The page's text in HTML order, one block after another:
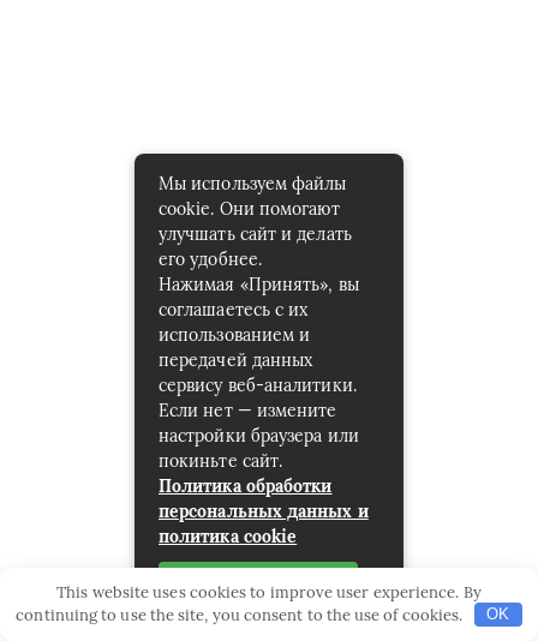
Мы используем файлы
cookie. Они помогают
улучшать сайт и делать
его удобнее.
Нажимая «Принять», вы
соглашаетесь с их
использованием и
передачей данных
сервису веб-аналитики.
Если нет — измените
настройки браузера или
покиньте сайт.
Политика обработки
персональных данных и
политика cookie
This website uses cookies to improve user experience. By
continuing to use the site, you consent to the use of cookies.
OK